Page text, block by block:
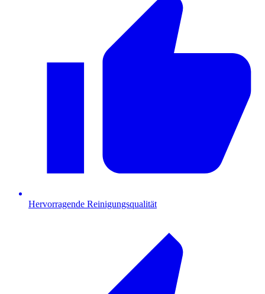
Hervorragende Reinigungsqualität